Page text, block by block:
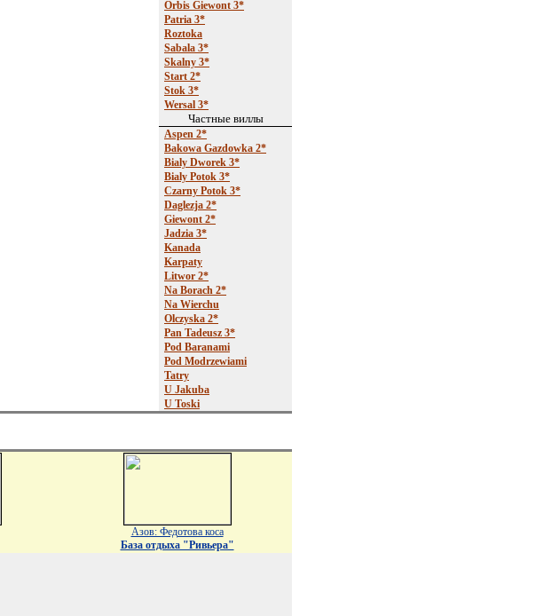
Orbis Giewont 3*
Patria 3*
Roztoka
Sabala 3*
Skalny 3*
Start 2*
Stok 3*
Wersal 3*
Частные виллы
Aspen 2*
Bakowa Gazdowka 2*
Bialy Dworek 3*
Bialy Potok 3*
Czarny Potok 3*
Daglezja 2*
Giewont 2*
Jadzia 3*
Kanada
Karpaty
Litwor 2*
Na Borach 2*
Na Wierchu
Olczyska 2*
Pan Tadeusz 3*
Pod Baranami
Pod Modrzewiami
Tatry
U Jakuba
U Toski
Азов: Федотова коса
База отдыха "Ривьера"